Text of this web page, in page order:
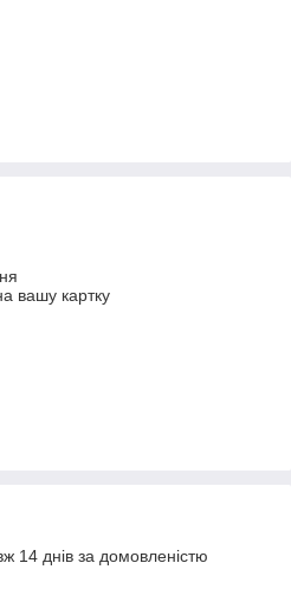
вашу картку
14 днів за домовленістю